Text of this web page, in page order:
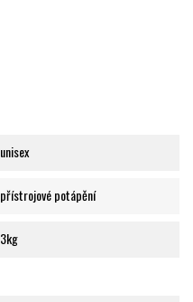
unisex
přístrojové potápění
3kg